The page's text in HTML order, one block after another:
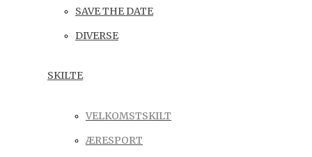
SAVE THE DATE
DIVERSE
SKILTE
VELKOMSTSKILT
ÆRESPORT